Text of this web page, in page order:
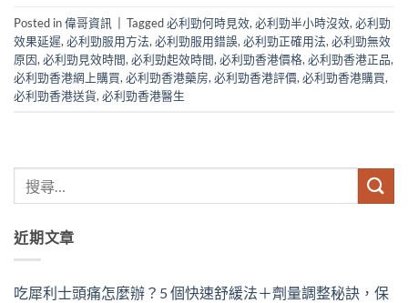
Posted in偉哥資訊 Tagged必利勁何時見效, 必利勁半小時沒效, 必利勁
效果延遲, 必利勁服用方法, 必利勁服用錯誤, 必利勁正確用法, 必利勁無效
原因, 必利勁見效時間, 必利勁起效時間, 必利勁香港價格, 必利勁香港正品,
必利勁香港網上購買, 必利勁香港藥房, 必利勁香港評價, 必利勁香港購買,
必利勁香港送貨, 必利勁香港醫生
近期文章
吃犀利士頭痛怎麼辦？5 個快速舒緩法＋劑量調整秘訣，保